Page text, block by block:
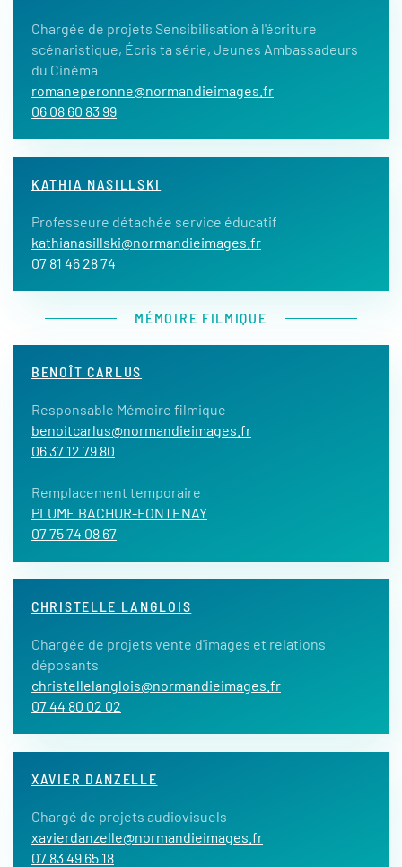
Chargée de projets Sensibilisation à l'écriture
scénaristique, Écris ta série, Jeunes Ambassadeurs
du Cinéma
romaneperonne@normandieimages.fr
06 08 60 83 99
KATHIA NASILLSKI
Professeure détachée service éducatif
kathianasillski@normandieimages.fr
07 81 46 28 74
MÉMOIRE FILMIQUE
BENOÎT CARLUS
Responsable Mémoire filmique
benoitcarlus@normandieimages.fr
06 37 12 79 80
Remplacement temporaire
PLUME BACHUR-FONTENAY
07 75 74 08 67
CHRISTELLE LANGLOIS
Chargée de projets vente d'images et relations
déposants
christellelanglois@normandieimages.fr
07 44 80 02 02
XAVIER DANZELLE
Chargé de projets audiovisuels
xavierdanzelle@normandieimages.fr
07 83 49 65 18